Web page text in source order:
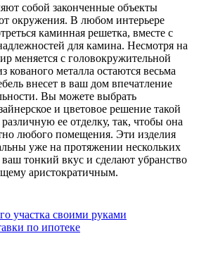
собой законченные объекты
окружения. В любом интерьере
каминная решетка, вместе с
для камина. Несмотря на
меняется с головокружительной
кованого металла остаются весьма
внесет в ваш дом впечатление
Вы можете выбрать
и цветовое решение такой
ее отделку, так, чтобы она
любого помещения. Эти изделия
уже на протяжении нескольких
тонкий вкус и сделают убранство
аристократичным.
участка своими руками
по ипотеке